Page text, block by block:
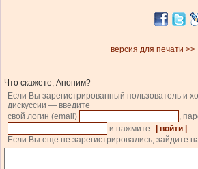
версия для печати >>
Что скажете, Аноним?
Если Вы зарегистрированный пользователь и
дискуссии — введите
свой логин (email)
,
и нажмите
| войти |
.
Если Вы еще не зарегистрировались, зайдите